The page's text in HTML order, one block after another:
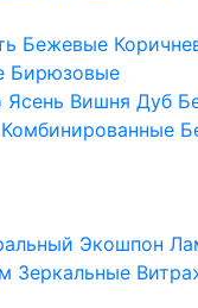
Бежевые
Бирюзовые
Ясень Вишня Дуб
Комбинированные
Экошпон
Зеркальные